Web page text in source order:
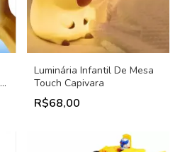
Luminária Infantil De Mesa
Touch Capivara
R$68,00